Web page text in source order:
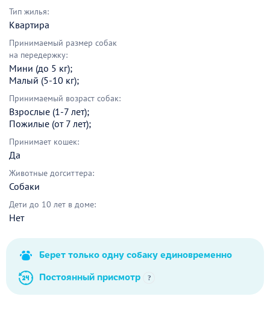
Тип жилья:
Квартира
Принимаемый размер собак
на передержку:
Мини (до 5 кг);
Малый (5-10 кг);
Принимаемый возраст собак:
Взрослые (1-7 лет);
Пожилые (от 7 лет);
Принимает кошек:
Да
Животные догситтера:
Собаки
Дети до 10 лет в доме:
Нет
Берет только одну собаку единовременно
Постоянный присмотр
?